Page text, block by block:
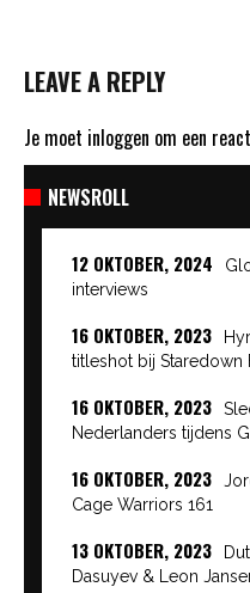
LEAVE A REPLY
Je moet inloggen om een
NEWSROLL
12 OKTOBER, 2024
interviews
16 OKTOBER, 2023
titleshot bij Staredown
16 OKTOBER, 2023
Nederlanders tijdens
16 OKTOBER, 2023
Cage Warriors 161
13 OKTOBER, 2023
Dasuyev & Leon